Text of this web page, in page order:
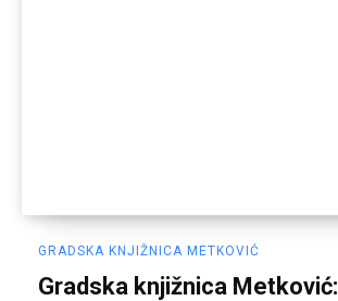
GRADSKA KNJIŽNICA METKOVIĆ
Gradska knjižnica Metković: